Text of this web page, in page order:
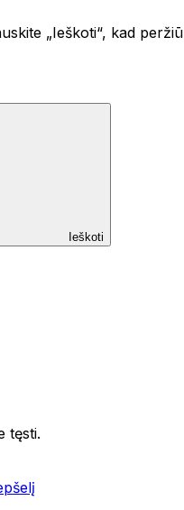
„Ieškoti“, kad
Ieškoti
tęsti.